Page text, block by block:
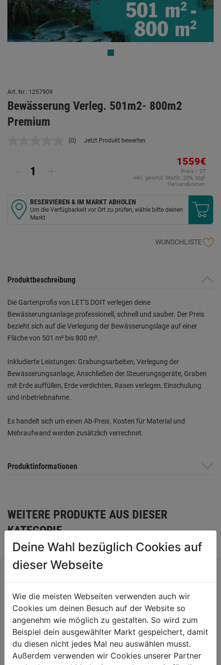
Art. Nr.: 1257909
Bewässerung Verleg. 501m2- 800m2
Premium
Kein
(0) Jetzt Produkt bewerten
1559€
Preis / ST
inkl. gesetzl. MwSt. 20%, zzgl.
Versandkosten.
RESERVIEREN & IM MARKT ABHOLEN
Um die Verfügbarkeit vor Ort zu prüfen, wähle bitte deinen
Markt
WUNSCHLISTE
Produktbeschreibung
Die Gartenprofis von LET’S DOIT verlegen deine
Bewässerungsanlage professionell, schnell und sauber. Der Preis
bezieht sich auf die Verlegung der Bewässerungslage auf einer
Fläche von 501 m² bis 800 m².
Inkludierte Leistungen: Grabungsarbeiten, Verlegung der
Bewässerungsanlage, Anschließen der Steuerungsgeräte, Graben
mit Erde auffüllen, Erde verdichten, Rasen verlegen, Einschulung
und Inbetriebnahme.
Es handelt sich um einen Ab-Preis. Kosten für Material und
Mehraufwand werden zusätzlich verrechnet.
Produktinformationen
WEITERE PRODUKTE AUS DIESER
KATEGORIE
Deine Wahl bezüglich Cookies auf
dieser Webseite
Wie die meisten Webseiten verwenden auch wir
Cookies um deinen Besuch auf der Website so
angenehm wie möglich zu gestalten. So wird zum
Beispiel dein ausgewählter Markt gespeichert, damit
du diesen nicht jedes Mal neu auswählen musst.
Außerdem verwenden wir Cookies unserer Partner